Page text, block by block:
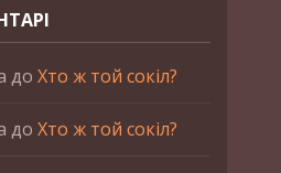
до Хто ж той сокіл?
до Хто ж той сокіл?